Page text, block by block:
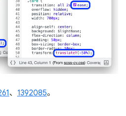
、 1392085。